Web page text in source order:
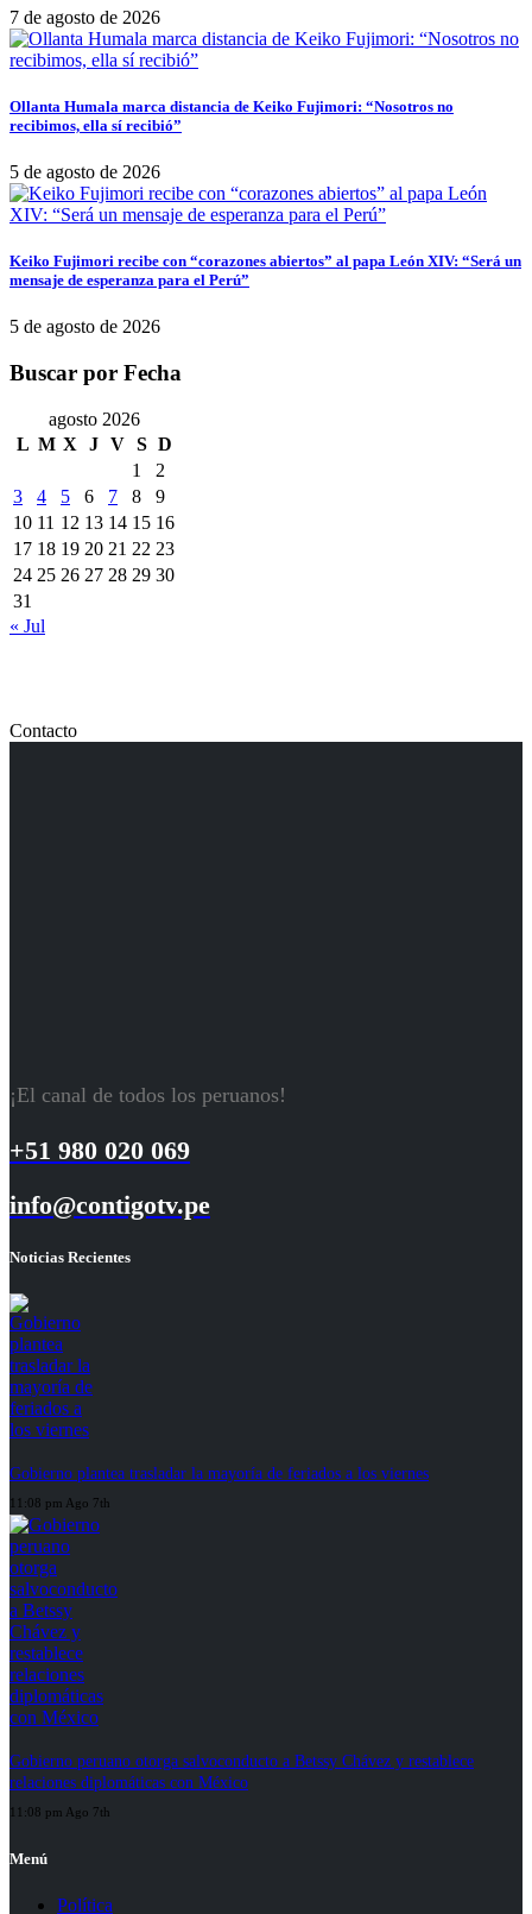
7 de agosto de 2026
Ollanta Humala marca distancia de Keiko Fujimori: “Nosotros no
recibimos, ella sí recibió”
5 de agosto de 2026
Keiko Fujimori recibe con “corazones abiertos” al papa León XIV: “Será un
mensaje de esperanza para el Perú”
5 de agosto de 2026
Buscar por Fecha
agosto 2026
L M X J V S D
1
2
3
4 5 6 7 8
9
10 11 12 13 14 15 16
17 18 19 20 21 22 23
24 25 26 27 28 29 30
31
« Jul
Contacto
¡El canal de todos los peruanos!
+51 980 020 069
info@contigotv.pe
Noticias Recientes
Gobierno plantea trasladar la mayoría de feriados a los viernes
11:08 pm Ago 7th
Gobierno peruano otorga salvoconducto a Betssy Chávez y restablece
relaciones diplomáticas con México
11:08 pm Ago 7th
Menú
Política